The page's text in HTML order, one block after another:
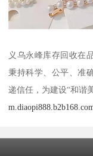
义乌永峰库存回收在
秉持科学、公平、准
递信任，为建设“和谐